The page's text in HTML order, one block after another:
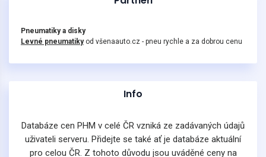
Pneumatiky a disky
Levné pneumatikyod všenaauto.cz - pneu rychle a za dobrou cenu
Info
Databáze cen PHM v celé ČR vzniká ze zadávaných údajů
uživateli serveru. Přidejte se také ať je databáze aktuální
pro celou ČR. Z tohoto důvodu jsou uváděné ceny na